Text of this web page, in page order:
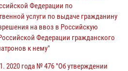
Федерации по
услуги по выдаче гражданину
на ввоз в Российскую
Федерации гражданского
к нему"
2020 года № 476 "Об утверждении